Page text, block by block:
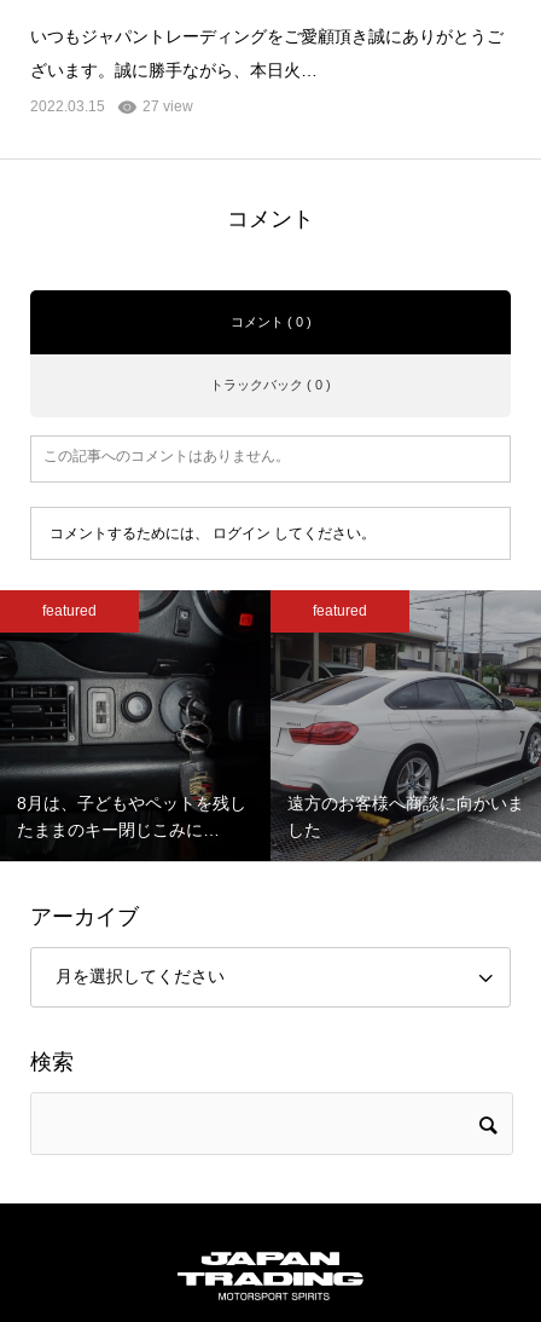
いつもジャパントレーディングをご愛顧頂き誠にありがとうご
ざいます。誠に勝手ながら、本日火…
2022.03.15 27 view
コメント
コメント ( 0 )
トラックバック ( 0 )
この記事へのコメントはありません。
コメントするためには、 ログイン してください。
featured
8月は、子どもやペットを残し
たままのキー閉じこみに…
featured
遠方のお客様へ商談に向かいま
した
アーカイブ
検索